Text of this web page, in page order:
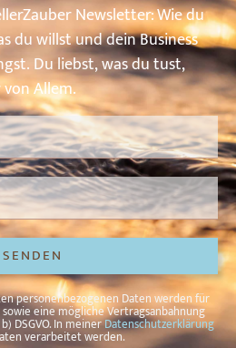
Newsletter: Wiedu
duwillstunddeinBusiness
Du liebst,wasdutust,
vonAllem.
SENDEN
personenbezogenen Daten werden für
eine mögliche Vertragsanbahnung
DSGVO. In meinerDatenschutzerklärung
verarbeitet werden.